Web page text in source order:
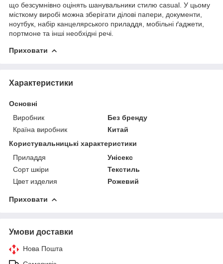
що безсумнівно оцінять шанувальники стилю casual. У цьому
місткому виробі можна зберігати ділові папери, документи,
ноутбук, набір канцелярського приладдя, мобільні ґаджети,
портмоне та інші необхідні речі.
Приховати
Характеристики
Основні
Виробник
Без бренду
Країна виробник
Китай
Користувальницькі характеристики
Приладдя
Унісекс
Сорт шкіри
Текстиль
Цвет изделия
Рожевий
Приховати
Умови доставки
Нова Пошта